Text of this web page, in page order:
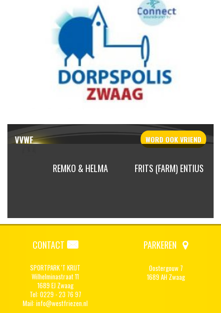
VVWF WORD OOKVRIEND
REMKO & HELMA FRITS (FARM) ENTIUS
CONTACT
SPORTPARK 'T KRIJT
Wilhelminastraat 11
1689 EJ Zwaag
Tel: 0229 - 23 76 97
Mail:info@westfriezen.nl
PARKEREN
Oostergouw 7
1689 AH Zwaag